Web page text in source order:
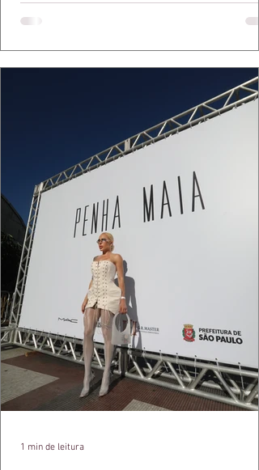
algo de intemporal em vestir o vento e
que ele conduza a cena. Cada dobra do
cada reflexo dourado da luz sobre a pe
1 min de leitura